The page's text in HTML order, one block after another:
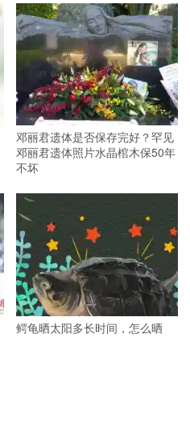
邓丽君遗体是否保存完好？罕见
邓丽君遗体照片水晶棺木保50年
不坏
鳄龟晒太阳多长时间，怎么晒